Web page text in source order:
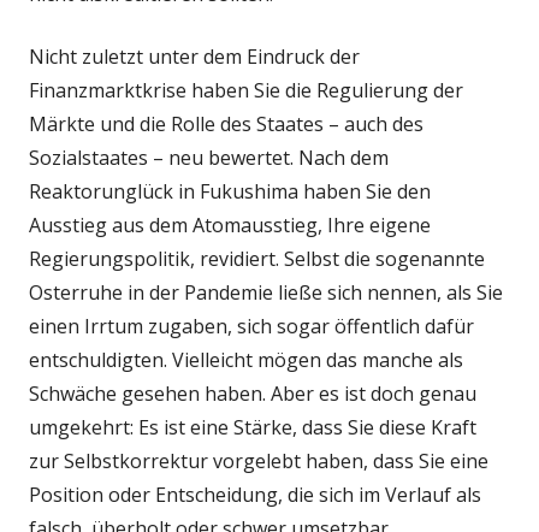
Nicht zuletzt unter dem Eindruck der
Finanzmarktkrise haben Sie die Regulierung der
Märkte und die Rolle des Staates – auch des
Sozialstaates – neu bewertet. Nach dem
Reaktorunglück in Fukushima haben Sie den
Ausstieg aus dem Atomausstieg, Ihre eigene
Regierungspolitik, revidiert. Selbst die sogenannte
Osterruhe in der Pandemie ließe sich nennen, als Sie
einen Irrtum zugaben, sich sogar öffentlich dafür
entschuldigten. Vielleicht mögen das manche als
Schwäche gesehen haben. Aber es ist doch genau
umgekehrt: Es ist eine Stärke, dass Sie diese Kraft
zur Selbstkorrektur vorgelebt haben, dass Sie eine
Position oder Entscheidung, die sich im Verlauf als